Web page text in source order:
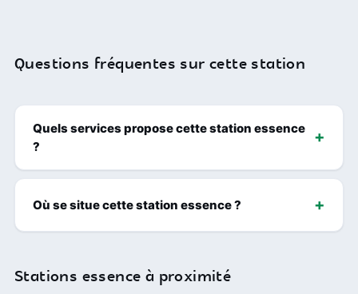
Questions fréquentes sur cette station
Quels services propose cette station essence
?
Où se situe cette station essence ?
Stations essence à proximité